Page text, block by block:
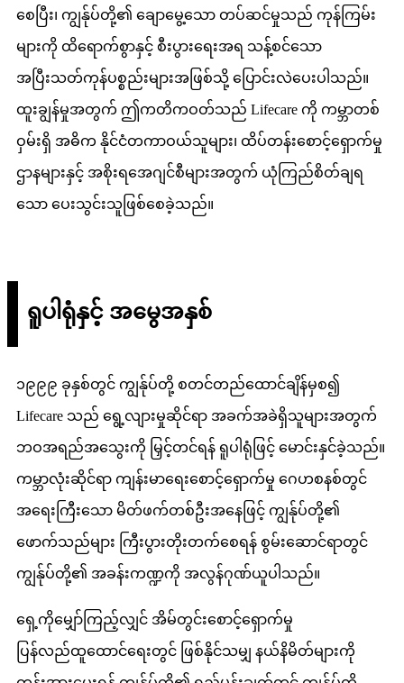
စေပြီး၊ ကျွန်ုပ်တို့၏ ချောမွေ့သော တပ်ဆင်မှုသည် ကုန်ကြမ်း
များကို ထိရောက်စွာနှင့် စီးပွားရေးအရ သန့်စင်သော
အပြီးသတ်ကုန်ပစ္စည်းများအဖြစ်သို့ ပြောင်းလဲပေးပါသည်။
ထူးချွန်မှုအတွက် ဤကတိကဝတ်သည် Lifecare ကို ကမ္ဘာတစ်
ဝှမ်းရှိ အဓိက နိုင်ငံတကာဝယ်သူများ၊ ထိပ်တန်းစောင့်ရှောက်မှု
ဌာနများနှင့် အစိုးရအေဂျင်စီများအတွက် ယုံကြည်စိတ်ချရ
သော ပေးသွင်းသူဖြစ်စေခဲ့သည်။
ရူပါရုံနှင့် အမွေအနှစ်
၁၉၉၉ ခုနှစ်တွင် ကျွန်ုပ်တို့ စတင်တည်ထောင်ချိန်မှစ၍
Lifecare သည် ရွေ့လျားမှုဆိုင်ရာ အခက်အခဲရှိသူများအတွက်
ဘဝအရည်အသွေးကို မြှင့်တင်ရန် ရူပါရုံဖြင့် မောင်းနှင်ခဲ့သည်။
ကမ္ဘာလုံးဆိုင်ရာ ကျန်းမာရေးစောင့်ရှောက်မှု ဂေဟစနစ်တွင်
အရေးကြီးသော မိတ်ဖက်တစ်ဦးအနေဖြင့် ကျွန်ုပ်တို့၏
ဖောက်သည်များ ကြီးပွားတိုးတက်စေရန် စွမ်းဆောင်ရာတွင်
ကျွန်ုပ်တို့၏ အခန်းကဏ္ဍကို အလွန်ဂုဏ်ယူပါသည်။
ရှေ့ကိုမျှော်ကြည့်လျှင် အိမ်တွင်းစောင့်ရှောက်မှု
ပြန်လည်ထူထောင်ရေးတွင် ဖြစ်နိုင်သမျှ နယ်နိမိတ်များကို